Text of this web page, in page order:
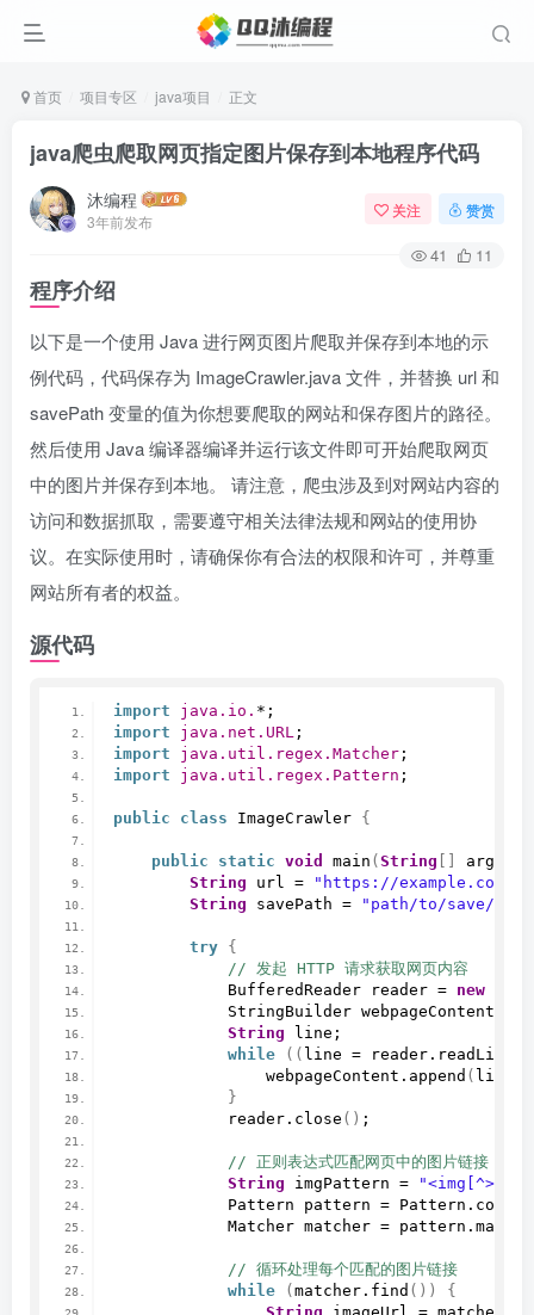
首页 项目专区 java项目 正文
java爬虫爬取网页指定图片保存到本地程序代码
沐编程
3年前发布
关注 赞赏
41 11
程序介绍
以下是一个使用 Java 进行网页图片爬取并保存到本地的示
例代码，代码保存为 ImageCrawler.java 文件，并替换 url 和
savePath 变量的值为你想要爬取的网站和保存图片的路径。
然后使用 Java 编译器编译并运行该文件即可开始爬取网页
中的图片并保存到本地。 请注意，爬虫涉及到对网站内容的
访问和数据抓取，需要遵守相关法律法规和网站的使用协
议。在实际使用时，请确保你有合法的权限和许可，并尊重
网站所有者的权益。
源代码
import java.io. *;
import java.net.URL ;
import java.util.regex.Matcher ;
import java.util.regex.Pattern ;
public class ImageCrawler {
public static void main ( String args
String url = "https://example.com"
String savePath = "path/to/save/
try {
// 发起 HTTP 请求获取网页内容
            BufferedReader reader =
new
            StringBuilder webpageContent =
String line;
while
(( line = reader. readLine
                webpageContent.
append ( line
}
            reader.
close () ;
// 正则表达式匹配网页中的图片链接
String imgPattern =
            Pattern pattern = Pattern.
            Matcher matcher = pattern.
// 循环处理每个匹配的图片链接
while
( matcher. find ())
{